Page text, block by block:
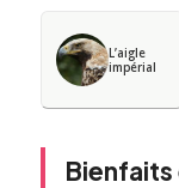
L’aigle
impérial
Bienfaits